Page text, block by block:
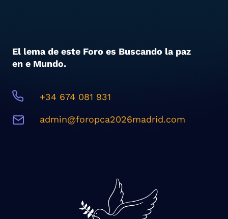
El lema de este Foro es Buscando la paz
en e Mundo.
+34 674 081 931
admin@foropca2026madrid.com